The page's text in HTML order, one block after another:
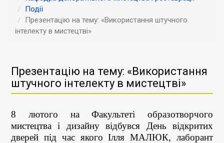
Події
Презентацію на тему: «Використання штучного
інтелекту в мистецтві»
Презентацію на тему: «Використання
штучного інтелекту в мистецтві»
8 лютого на Факультеті образотворчого
мистецтва і дизайну відбувся День відкритих
дверей під час якого Ілля МАЛЮК, лаборант